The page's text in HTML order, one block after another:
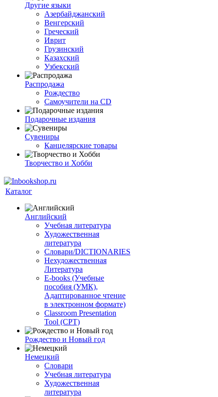
Другие языки
Азербайджанский
Венгерский
Греческий
Иврит
Грузинский
Казахский
Узбекский
Распродажа
Рождество
Самоучители на CD
Подарочные издания
Сувениры
Канцелярские товары
Творчество и Хобби
Каталог
Английский
Учебная литература
Художественная
литература
Словари/DICTIONARIES
Нехудожественная
Литература
E-books (Учебные
пособия (УМК),
Адаптированное чтение
в электронном формате)
Classroom Presentation
Tool (CPT)
Рождество и Новый год
Немецкий
Словари
Учебная литература
Художественная
литература